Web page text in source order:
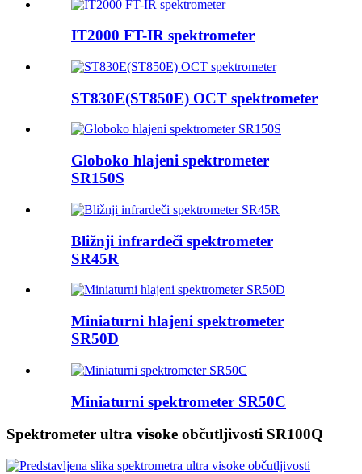
IT2000 FT-IR spektrometer
ST830E(ST850E) OCT spektrometer
Globoko hlajeni spektrometer
SR150S
Bližnji infrardeči spektrometer
SR45R
Miniaturni hlajeni spektrometer
SR50D
Miniaturni spektrometer SR50C
Spektrometer ultra visoke občutljivosti SR100Q